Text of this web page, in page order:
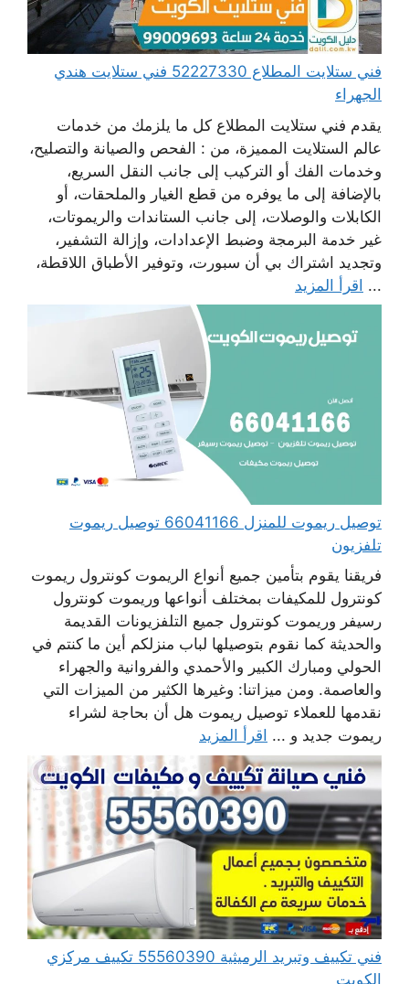
فني ستلايت المطلاع 52227330 فني ستلايت هندي
الجهراء
يقدم فني ستلايت المطلاع كل ما يلزمك من خدمات
عالم الستلايت المميزة، من : الفحص والصيانة والتصليح،
وخدمات الفك أو التركيب إلى جانب النقل السريع،
بالإضافة إلى ما يوفره من قطع الغيار والملحقات، أو
الكابلات والوصلات، إلى جانب الستاندات والريموتات،
غير خدمة البرمجة وضبط الإعدادات، وإزالة التشفير،
وتجديد اشتراك بي أن سبورت، وتوفير الأطباق اللاقطة،
... اقرأ المزيد
توصيل ريموت للمنزل 66041166 توصيل ريموت
تلفزيون
فريقنا يقوم بتأمين جميع أنواع الريموت كونترول ريموت
كونترول للمكيفات بمختلف أنواعها وريموت كونترول
رسيفر وريموت كونترول جميع التلفزيونات القديمة
والحديثة كما نقوم بتوصيلها لباب منزلكم أين ما كنتم في
الحولي ومبارك الكبير والأحمدي والفروانية والجهراء
والعاصمة. ومن ميزاتنا: وغيرها الكثير من الميزات التي
نقدمها للعملاء توصيل ريموت هل أن بحاجة لشراء
ريموت جديد و ... اقرأ المزيد
فني تكييف وتبريد الرميثية 55560390 تكييف مركزي
الكويت